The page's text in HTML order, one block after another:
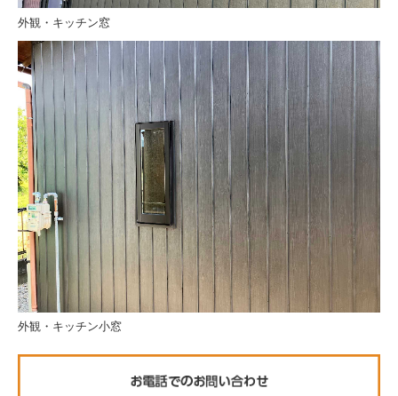
外観・キッチン窓
外観・キッチン小窓